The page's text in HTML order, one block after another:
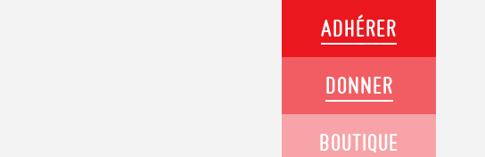
ADHÉRER
DONNER
BOUTIQUE